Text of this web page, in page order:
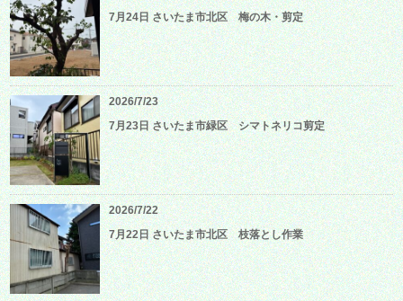
7月24日 さいたま市北区 梅の木・剪定
2026/7/23
7月23日 さいたま市緑区 シマトネリコ剪定
2026/7/22
7月22日 さいたま市北区 枝落とし作業